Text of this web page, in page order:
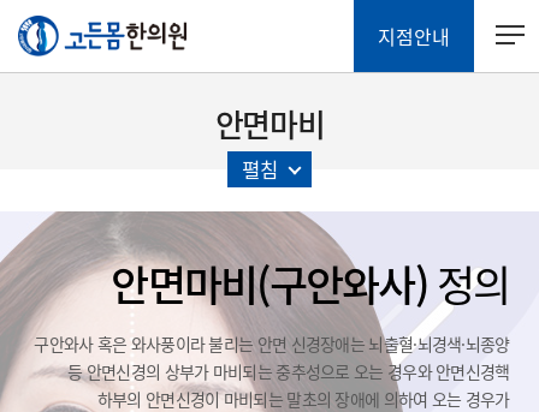
지점안내
안면마비
펼침
안면마비(구안와사)정의
구안와사 혹은 와사풍이라 불리는 안면 신경장애는 뇌출혈·뇌경색·뇌종양
등안면신경의 상부가 마비되는 중추성으로 오는 경우와안면신경핵
하부의 안면신경이 마비되는 말초의 장애에 의하여 오는 경우가